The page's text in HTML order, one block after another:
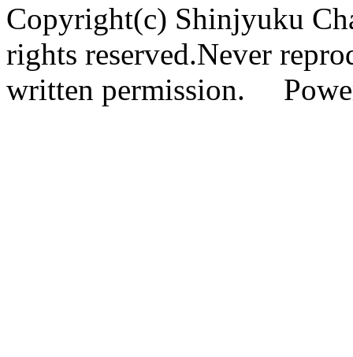
Copyright(c) Shinjyuku
rights reserved.Never
written permission.